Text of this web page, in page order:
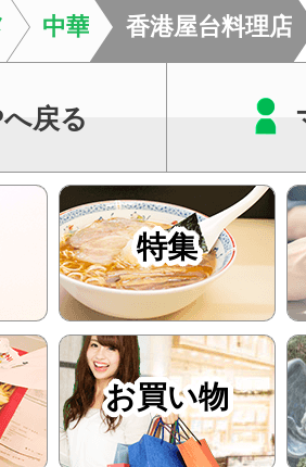
います。必要に応じ
ン・CT・MRIなどの
中華 香港屋台料理店
戻る
特集
お買い物